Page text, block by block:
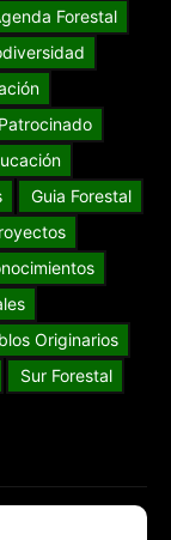
Forestal
Guia Forestal
Originarios
Sur Forestal